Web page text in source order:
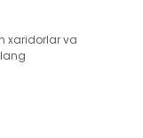
xaridorlar va